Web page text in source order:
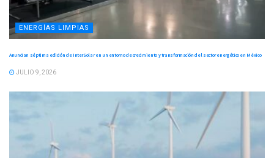
ENERGÍAS LIMPIAS
Anuncian séptima edición de InterSolar en un entorno de crecimiento y transformación del sector energético en México
JULIO 9, 2026